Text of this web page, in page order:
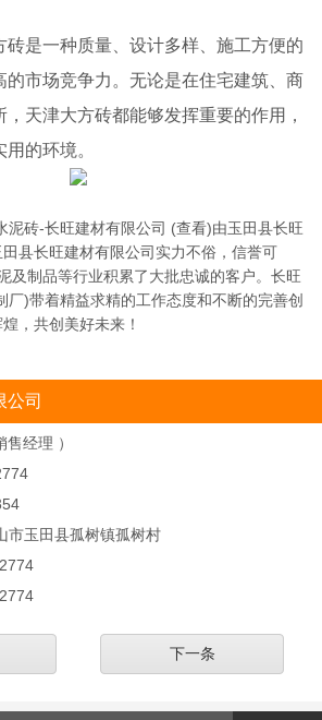
砖是一种质量、设计多样、施工方便的
的市场竞争力。无论是在住宅建筑、商
天津大方砖都能够发挥重要的作用，
的环境。
泥砖-长旺建材有限公司 (查看)由玉田县长旺
县长旺建材有限公司实力不俗，信誉可
及制品等行业积累了大批忠诚的客户。长旺
厂)带着精益求精的工作态度和不断的完善创
，共创美好未来！
公司
经理 ）
市玉田县孤树镇孤树村
下一条